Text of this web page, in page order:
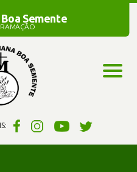
Semente
Semente